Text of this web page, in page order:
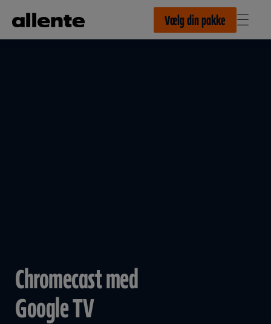
Vælg din pakke
Chromecast med
Google TV